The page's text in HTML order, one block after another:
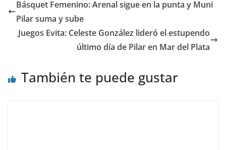
Básquet Femenino: Arenal sigue en la punta y Muni
Pilar suma y sube
Juegos Evita: Celeste González lideró el estupendo
último día de Pilar en Mar del Plata
También te puede gustar